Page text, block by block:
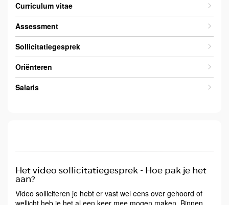
Curriculum vitae
Assessment
Sollicitatiegesprek
Oriënteren
Salaris
Het video sollicitatiegesprek - Hoe pak je het
aan?
Video solliciteren je hebt er vast wel eens over gehoord of
wellicht heb je het al een keer mee mogen maken. Binnen